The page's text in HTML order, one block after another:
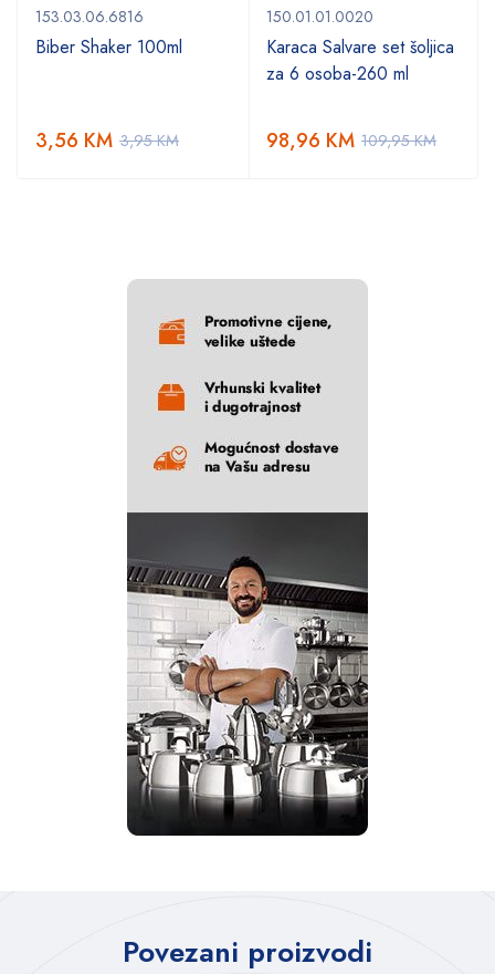
153.03.06.6816
Biber Shaker 100ml
3,95KM
3,56 KM
150.01.01.0020
Karaca Salvare set šoljica
za 6 osoba-260 ml
109,95KM
98,96 KM
Povezani proizvodi